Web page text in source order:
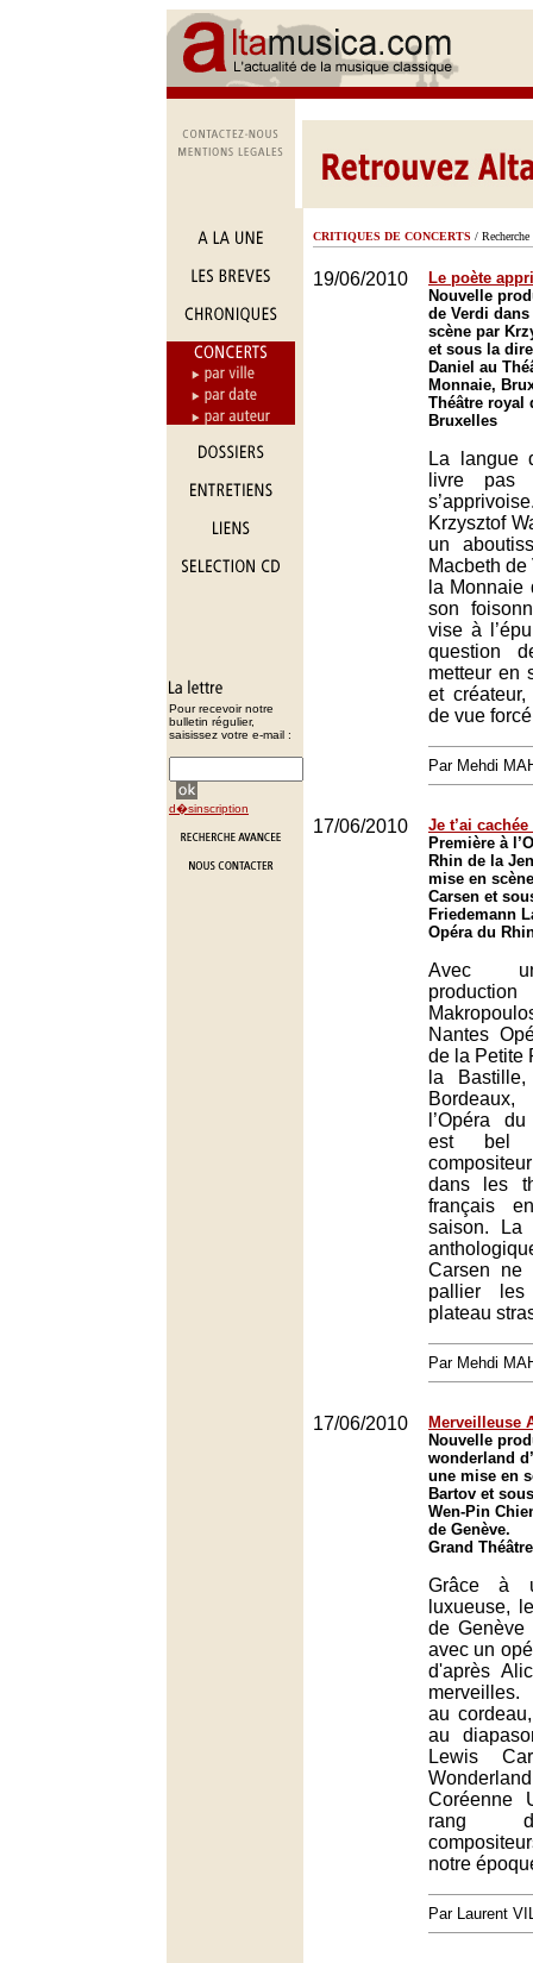
Pour recevoir notre
bulletin régulier,
saisissez votre e-mail :
d�sinscription
CRITIQUES DE CONCERTS / Recherche
19/06/2010
Le poète
Nouvelle
de Verdi
scène par
et sous la
Daniel au
Monnaie,
Théâtre royal
Bruxelles
La langue
livre pas
Krzysztof
un
Macbeth
la Monnaie
son
vise à
question
metteur en
et créateur,
de vue
Par Mehdi
17/06/2010
Je t’ai
Première à
Rhin de la
mise en
Carsen et
Friedemann
Opéra du
Avec
Nantes
de la Petite
la
l’Opéra
est bel
dans les
français
saison. La
Carsen ne
pallier les
plateau
Par Mehdi
17/06/2010
Merveilleuse
Nouvelle
wonderland
une mise en
Bartov et
Wen-Pin
de Genève.
Grand
Grâce à
luxueuse,
de Genève
avec un
d'après
au
au
Lewis
Coréenne
rang
notre
Par Laurent